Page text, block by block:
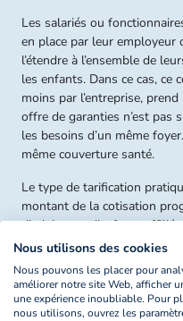
Les salariés ou
en place par leur
l’étendre à l’ensemble de
les enfants. Dans ce cas, ce
moins par l’entreprise,
offre de garanties n’est pas
les besoins d’un même
même couverture santé.
Le type de tarification
montant de la cotisation
d’adultes et d’enfants
d’une cotisation forfaitaire :
même somme, même s’il
sa mutuelle. Il existe enfin
cotisations pour une
Nous utilisons des cookies
Nous pouvons les placer pour
améliorer notre site Web, afficher
une expérience inoubliable. Pour
nous utilisons, ouvrez les